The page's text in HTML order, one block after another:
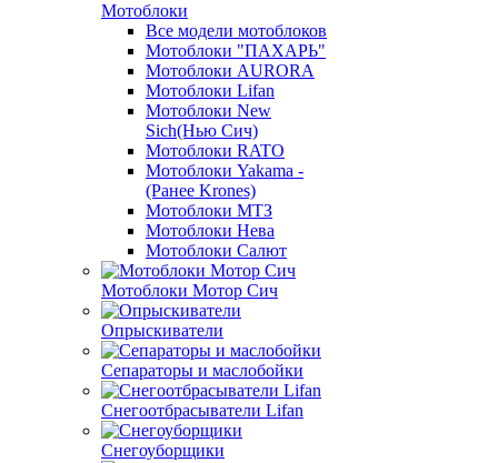
Мотоблоки
Все модели мотоблоков
Мотоблоки "ПАХАРЬ"
Мотоблоки AURORA
Мотоблоки Lifan
Мотоблоки New
Sich(Нью Сич)
Мотоблоки RATO
Мотоблоки Yakama -
(Ранее Krones)
Мотоблоки МТЗ
Мотоблоки Нева
Мотоблоки Салют
Мотоблоки Мотор Сич
Опрыскиватели
Сепараторы и маслобойки
Снегоотбрасыватели Lifan
Снегоуборщики